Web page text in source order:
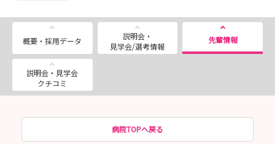
概要・採用データ
説明会・
見学会/選考情報
先輩情報
説明会・見学会
クチコミ
病院TOPへ戻る